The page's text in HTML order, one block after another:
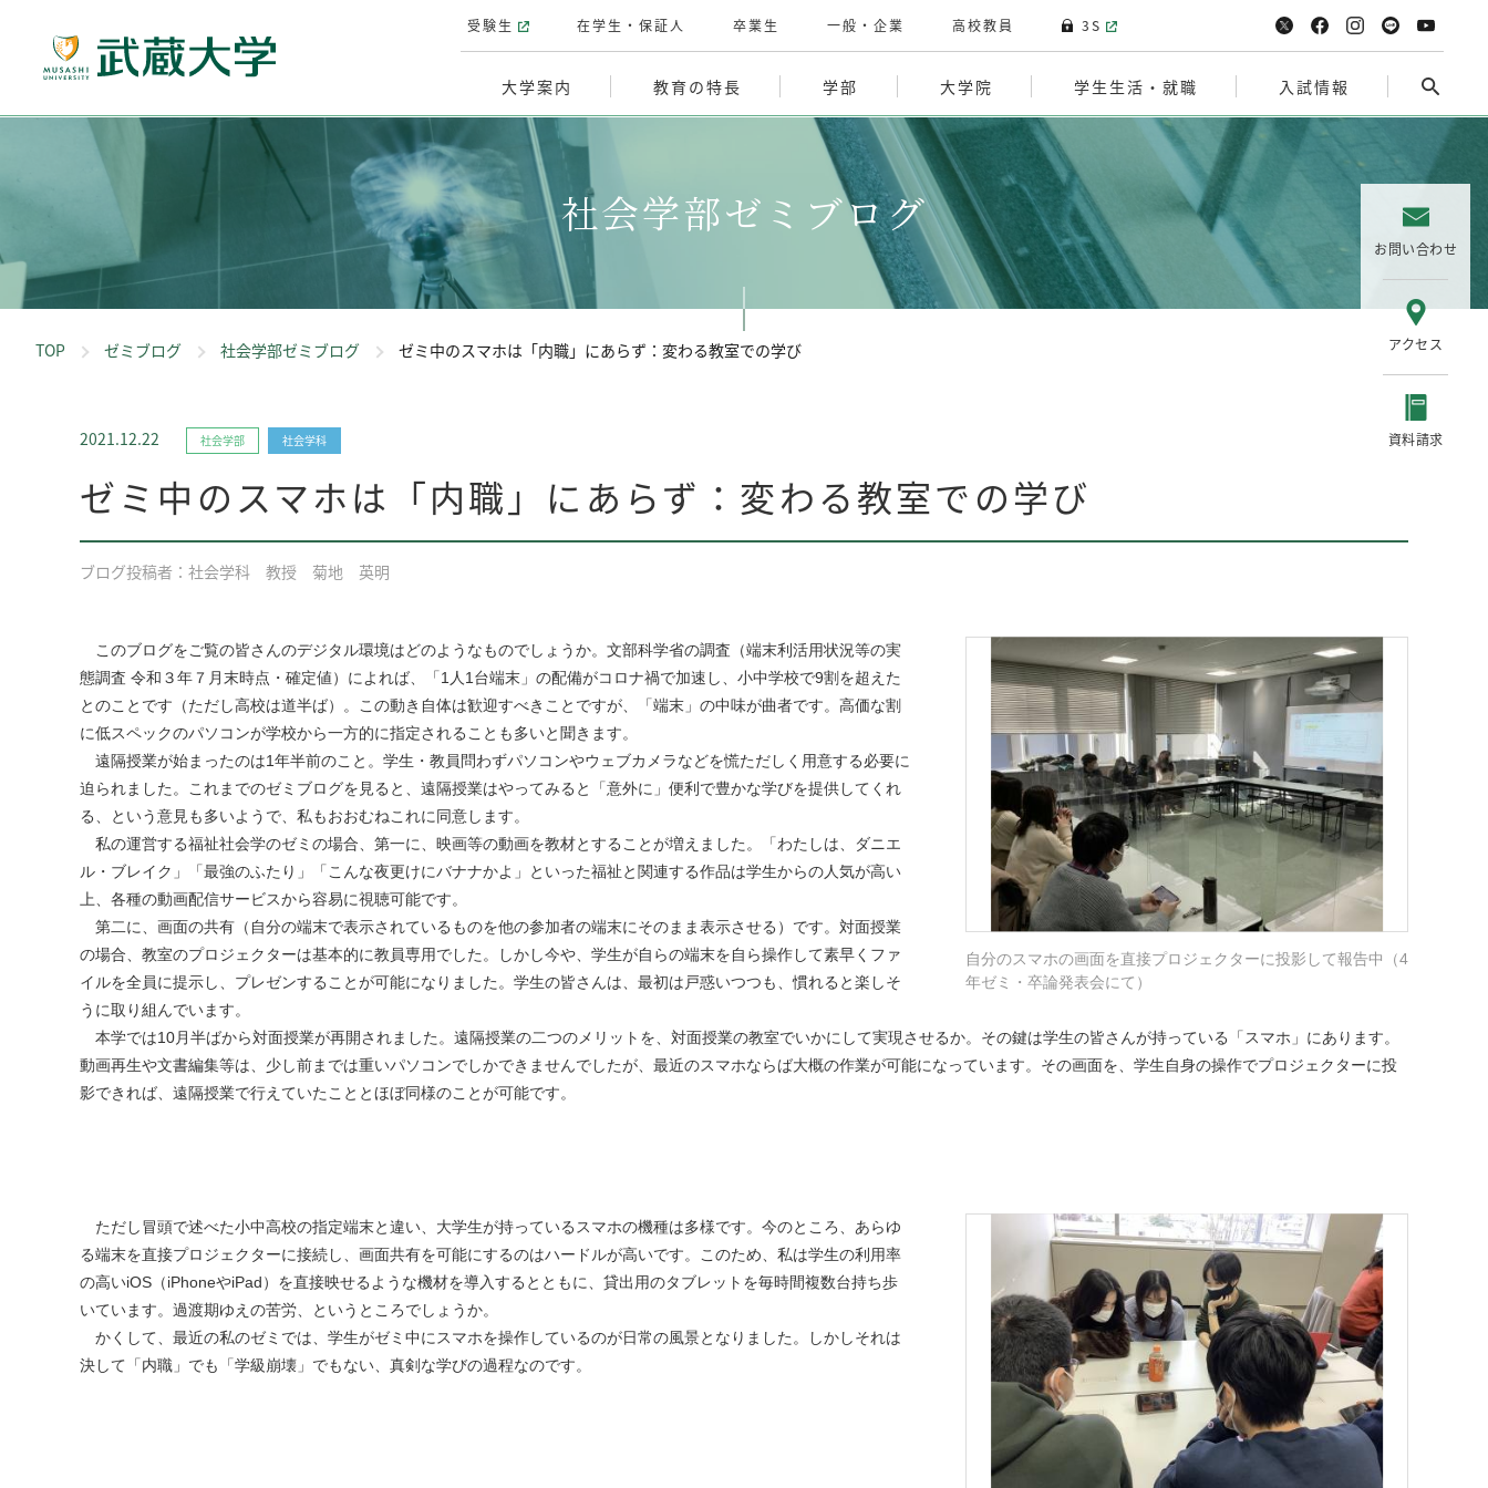
大学案内 教育の特長 学部 大学院 学生生活・就職 入試情報
受験生 在学生・保証人 卒業生 一般・企業 高校教員 3S
お問い合わせ
アクセス
資料請求
社会学部ゼミブログ
TOP ゼミブログ 社会学部ゼミブログ ゼミ中のスマホは「内職」にあらず：変わる教室での学び
2021.12.22 社会学部 社会学科
ゼミ中のスマホは「内職」にあらず：変わる教室での学び
ブログ投稿者：社会学科 教授 菊地 英明
自分のスマホの画面を直接プロジェクターに投影して報告中（4
年ゼミ・卒論発表会にて）
このブログをご覧の皆さんのデジタル環境はどのようなものでしょうか。文部科学省の調査（端末利活用状況等の実
態調査 令和３年７月末時点・確定値）によれば、「1人1台端末」の配備がコロナ禍で加速し、小中学校で9割を超えた
とのことです（ただし高校は道半ば）。この動き自体は歓迎すべきことですが、「端末」の中味が曲者です。高価な割
に低スペックのパソコンが学校から一方的に指定されることも多いと聞きます。
遠隔授業が始まったのは1年半前のこと。学生・教員問わずパソコンやウェブカメラなどを慌ただしく用意する必要に
迫られました。これまでのゼミブログを見ると、遠隔授業はやってみると「意外に」便利で豊かな学びを提供してくれ
る、という意見も多いようで、私もおおむねこれに同意します。
私の運営する福祉社会学のゼミの場合、第一に、映画等の動画を教材とすることが増えました。「わたしは、ダニエ
ル・ブレイク」「最強のふたり」「こんな夜更けにバナナかよ」といった福祉と関連する作品は学生からの人気が高い
上、各種の動画配信サービスから容易に視聴可能です。
第二に、画面の共有（自分の端末で表示されているものを他の参加者の端末にそのまま表示させる）です。対面授業
の場合、教室のプロジェクターは基本的に教員専用でした。しかし今や、学生が自らの端末を自ら操作して素早くファ
イルを全員に提示し、プレゼンすることが可能になりました。学生の皆さんは、最初は戸惑いつつも、慣れると楽しそ
うに取り組んでいます。
本学では10月半ばから対面授業が再開されました。遠隔授業の二つのメリットを、対面授業の教室でいかにして実現させるか。その鍵は学生の皆さんが持っている「スマホ」にあります。
動画再生や文書編集等は、少し前までは重いパソコンでしかできませんでしたが、最近のスマホならば大概の作業が可能になっています。その画面を、学生自身の操作でプロジェクターに投
影できれば、遠隔授業で行えていたこととほぼ同様のことが可能です。
ただし冒頭で述べた小中高校の指定端末と違い、大学生が持っているスマホの機種は多様です。今のところ、あらゆ
る端末を直接プロジェクターに接続し、画面共有を可能にするのはハードルが高いです。このため、私は学生の利用率
の高いiOS（iPhoneやiPad）を直接映せるような機材を導入するとともに、貸出用のタブレットを毎時間複数台持ち歩
いています。過渡期ゆえの苦労、というところでしょうか。
かくして、最近の私のゼミでは、学生がゼミ中にスマホを操作しているのが日常の風景となりました。しかしそれは
決して「内職」でも「学級崩壊」でもない、真剣な学びの過程なのです。